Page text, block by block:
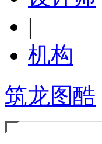
|
机构
筑龙图酷